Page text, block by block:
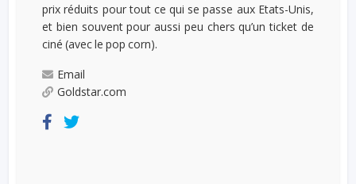
prix réduits pour tout ce qui se passe aux Etats-Unis,
et bien souvent pour aussi peu chers qu’un ticket de
ciné (avec le pop corn).
Email
Goldstar.com